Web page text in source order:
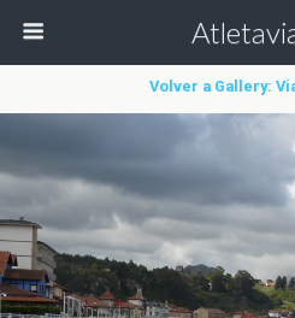
Volver a Gallery: